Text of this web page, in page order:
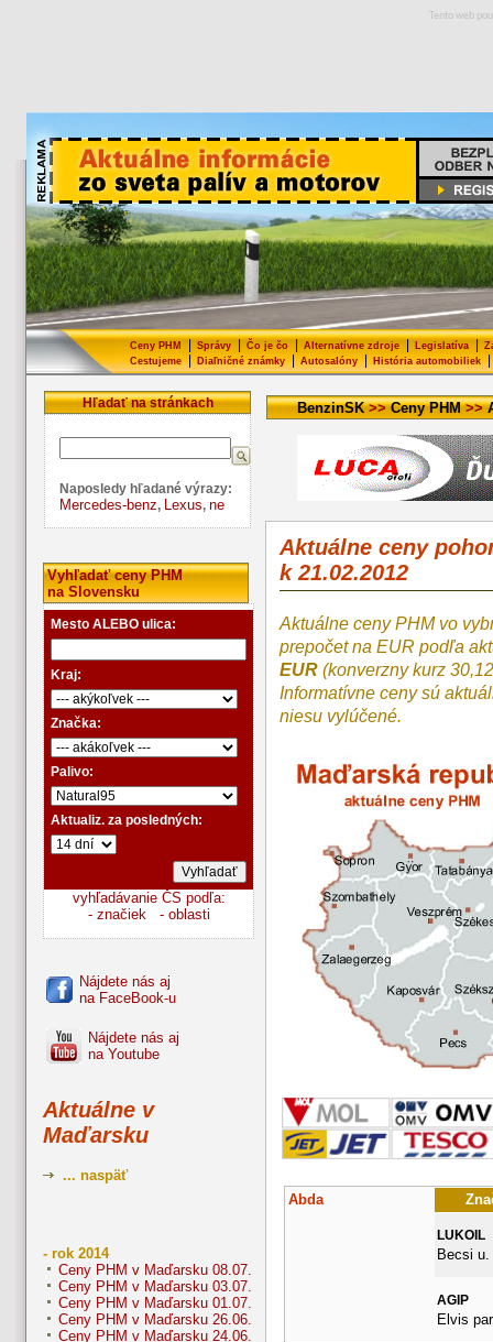
Tento web
Ceny PHM Správy Čo je čo Alternatívne zdroje Legislatíva
Cestujeme| Diaľničné známky| Autosalóny| História automobiliek|
Hľadať na stránkach
Naposledy hľadané výrazy:
Mercedes-benz, Lexus, ne
Vyhľadať ceny PHM
na Slovensku
Mesto ALEBO ulica:
Kraj:
Značka:
Palivo:
Aktualiz. za posledných:
vyhľadávanie ČS podľa:
- značiek
- oblasti
Nájdete nás aj
na FaceBook-u
Nájdete nás aj
na Youtube
Aktuálne v
Maďarsku
... naspäť
- rok 2014
Ceny PHM v Maďarsku 08.07.
Ceny PHM v Maďarsku 03.07.
Ceny PHM v Maďarsku 01.07.
Ceny PHM v Maďarsku 26.06.
Ceny PHM v Maďarsku 24.06.
BenzinSK>>Ceny PHM>>
Aktuálne ceny
k 21.02.2012
Aktuálne ceny PHM vo
prepočet na EUR podľa
EUR (konverzny kurz
Informatívne ceny sú
niesu vylúčené.
Abda
LUKOIL
Becsi u.
AGIP
Elvis